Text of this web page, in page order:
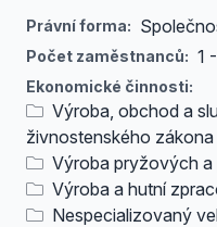
Právní forma:
Počet zaměstnanců: 1
Ekonomické činnosti:
Výroba, obchod a
živnostenského zákona
Výroba pryžových
Výroba a hutní
Nespecializovaný